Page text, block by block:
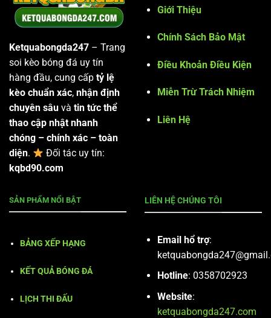
Ketquabongda247 – Trang
soi kèo bóng đá uy tín
hàng đầu, cung cấp tỷ lệ
kèo chuẩn xác, nhận định
chuyên sâu và tin tức thể
thao cập nhật nhanh
chóng – chính xác – toàn
diện.
Đối tác uy tín:
kqbd90.com
Giới Thiệu
Chính Sách Bảo Mật
Điều Khoản Điều Kiện
Miễn Trừ Trách Nhiệm
Liên Hệ
SẢN PHẨM NỔI BẬT
BẢNG XẾP HẠNG
KẾT QUẢ BÓNG ĐÁ
LỊCH THI ĐẤU
LIÊN HỆ CHÚNG TÔI
Email hổ trợ:
Hotline: 0358702923
Website:
ketquabongda247.com